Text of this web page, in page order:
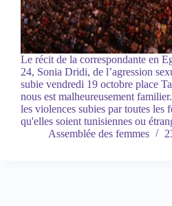
Le récit de la correspondante en
24, Sonia Dridi, de l’agression
subie vendredi 19 octobre place
nous est malheureusement
les violences subies par toutes les
qu'elles soient tunisiennes ou
Assemblée des femmes